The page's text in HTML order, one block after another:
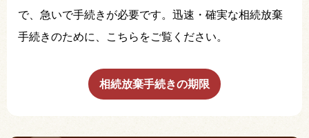
で、急いで手続きが必要です。迅速・確実な相続放棄
手続きのために、こちらをご覧ください。
相続放棄手続きの期限